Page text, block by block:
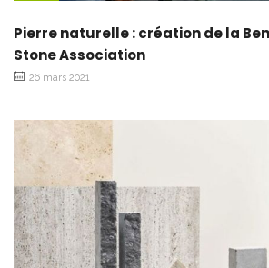
Pierre naturelle : création de la
Stone Association
26 mars 2021